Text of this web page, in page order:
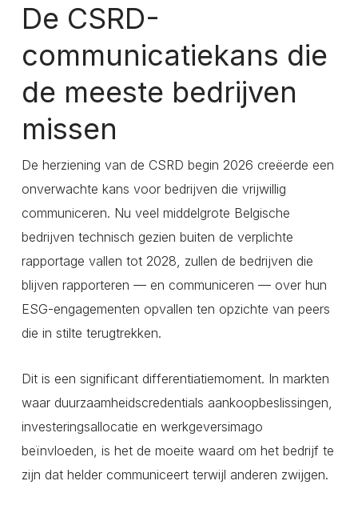
De CSRD-
communicatiekans die
de meeste bedrijven
missen
De herziening van de CSRD begin 2026 creëerde een
onverwachte kans voor bedrijven die vrijwillig
communiceren. Nu veel middelgrote Belgische
bedrijven technisch gezien buiten de verplichte
rapportage vallen tot 2028, zullen de bedrijven die
blijven rapporteren — en communiceren — over hun
ESG-engagementen opvallen ten opzichte van peers
die in stilte terugtrekken.
Dit is een significant differentiatiemoment. In markten
waar duurzaamheidscredentials aankoopbeslissingen,
investeringsallocatie en werkgeversimago
beïnvloeden, is het de moeite waard om het bedrijf te
zijn dat helder communiceert terwijl anderen zwijgen.